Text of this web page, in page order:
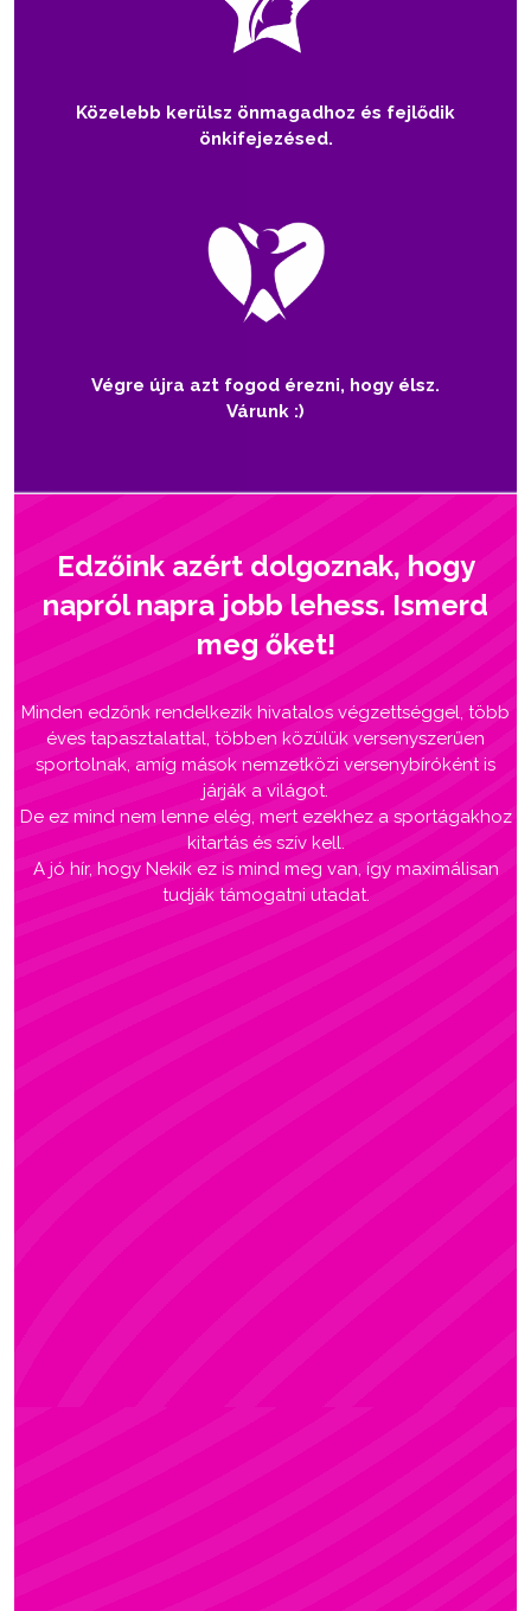
Közelebb kerülsz önmagadhoz és fejlődik
önkifejezésed.
Végre újra azt fogod érezni, hogy élsz.
Várunk :)
Edzőink azért dolgoznak, hogy
napról napra jobb lehess. Ismerd
meg őket!
Minden edzőnk rendelkezik hivatalos végzettséggel, több
éves tapasztalattal, többen közülük versenyszerűen
sportolnak, amíg mások nemzetközi versenybíróként is
járják a világot.
De ez mind nem lenne elég, mert ezekhez a sportágakhoz
kitartás és szív kell.
A jó hír, hogy Nekik ez is mind meg van, így maximálisan
tudják támogatni utadat.